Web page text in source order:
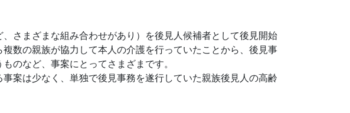
さまざまな組み合わせがあり）を後見人候補者として後見開始
数の親族が協力して本人の介護を行っていたことから、後見事
のなど、事案にとってさまざまです。
案は少なく、単独で後見事務を遂行していた親族後見人の高齢